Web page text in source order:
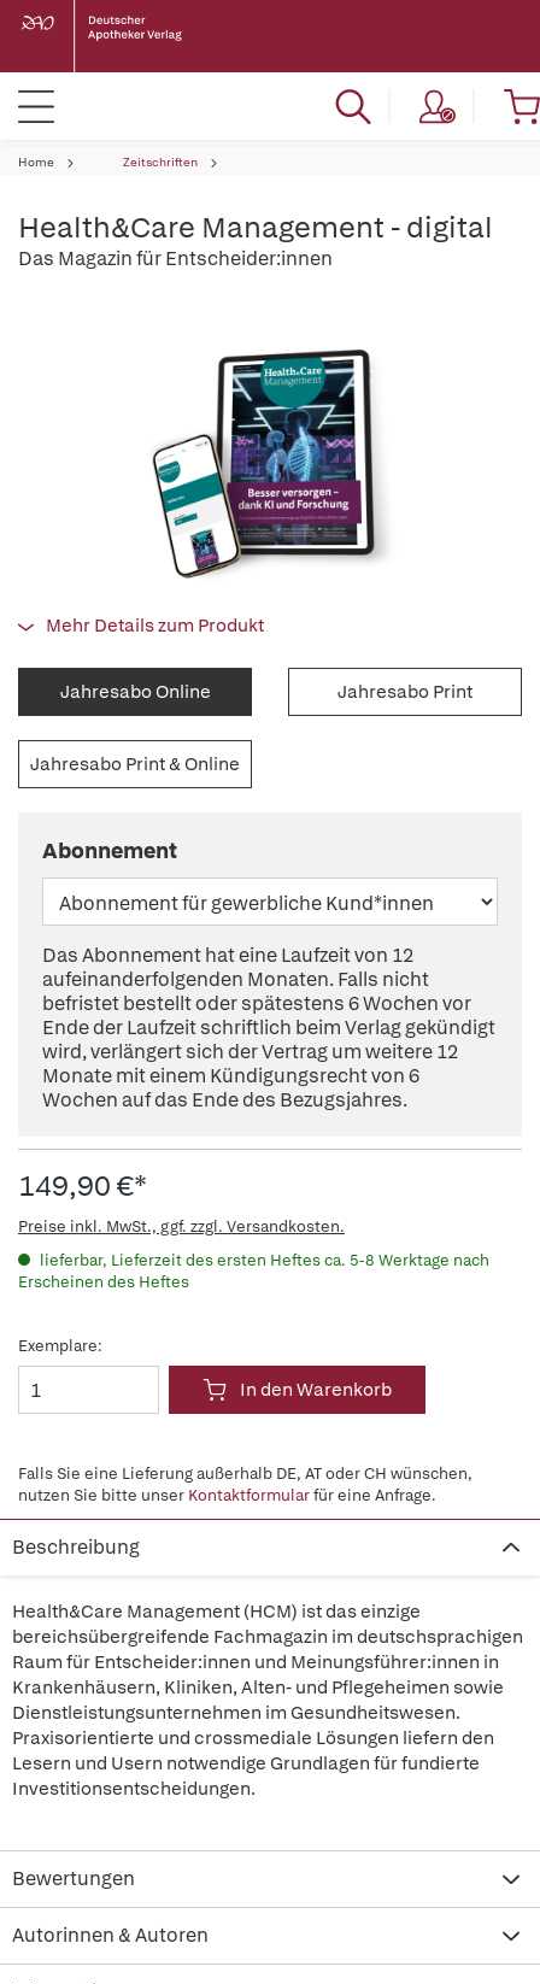
Home Zeitschriften
Health&Care Management - digital
Das Magazin für Entscheider:innen
Mehr Details zum Produkt
Jahresabo Online Jahresabo Print
Jahresabo Print & Online
Abonnement
Das Abonnement hat eine Laufzeit von 12
aufeinanderfolgenden Monaten. Falls nicht
befristet bestellt oder spätestens 6 Wochen vor
Ende der Laufzeit schriftlich beim Verlag gekündigt
wird, verlängert sich der Vertrag um weitere 12
Monate mit einem Kündigungsrecht von 6
Wochen auf das Ende des Bezugsjahres.
149,90 €*
Preise inkl. MwSt., ggf. zzgl. Versandkosten.
lieferbar, Lieferzeit des ersten Heftes ca. 5-8 Werktage nach
Erscheinen des Heftes
Exemplare:
In den Warenkorb
Falls Sie eine Lieferung außerhalb DE, AT oder CH wünschen,
nutzen Sie bitte unser Kontaktformularfür eine Anfrage.
Beschreibung
Health&Care Management (HCM) ist das einzige
bereichsübergreifende Fachmagazin im deutschsprachigen
Raum für Entscheider:innen und Meinungsführer:innen in
Krankenhäusern, Kliniken, Alten- und Pflegeheimen sowie
Dienstleistungsunternehmen im Gesundheitswesen.
Praxisorientierte und crossmediale Lösungen liefern den
Lesern und Usern notwendige Grundlagen für fundierte
Investitionsentscheidungen.
Bewertungen
Autorinnen & Autoren